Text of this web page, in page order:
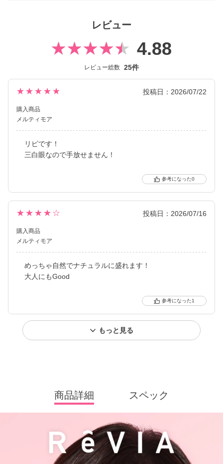
新シリーズとして、CLEAR 2week（クリアツーウィーク）／CLE
AR TORIC（クリアトーリック）も誕生し、さらに充実したライ
裸眼風のナチュラルデザインから、さりげなく盛れるタイプ、普
段使いに最適なサークルレンズ、クリアコンタクトレンズまで、
豊富なバリエーションで多くの方々の瞳に寄り添い続けていま
す。
レビュー
4.88
レビュー総数 25件
★★★★★ 投稿日：2026/07/22
購入商品
メルティモア
リピです！
三白眼なので手放せません！
0
★★★★☆ 投稿日：2026/07/16
購入商品
メルティモア
めっちゃ自然でナチュラルに盛れます！
大人にもGood
1
もっと見る
商品詳細 スペック